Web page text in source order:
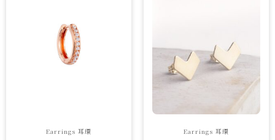
Earrings 耳環 Earrings 耳環